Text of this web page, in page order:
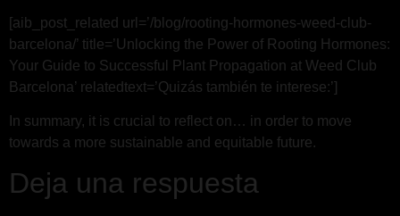
[aib_post_related url=’/blog/rooting-hormones-weed-club-
barcelona/’ title=’Unlocking the Power of Rooting Hormones:
Your Guide to Successful Plant Propagation at Weed Club
Barcelona’ relatedtext=’Quizás también te interese:’]
In summary, it is crucial to reflect on… in order to move
towards a more sustainable and equitable future.
Deja una respuesta